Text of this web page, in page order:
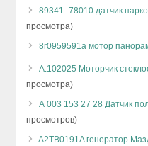
89341- 78010 датчик
просмотра)
8r0959591a мотор
А.102025 Моторчик
просмотра)
А 003 153 27 28 Датчик
просмотров)
A2TB0191A генератор